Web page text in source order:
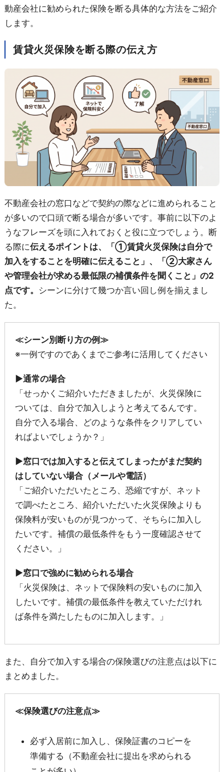
動産会社に勧められた保険を断る具体的な方法をご紹介
します。
賃貸火災保険を断る際の伝え方
不動産会社の窓口などで契約の際などに進められること
が多いので口頭で断る場合が多いです。事前に以下のよ
うなフレーズを頭に入れておくと役に立つでしょう。断
る際に伝えるポイントは、「①賃貸火災保険は自分で
加入をすることを明確に伝えること」、「②大家さん
や管理会社が求める最低限の補償条件を聞くこと」の2
点です。
シーンに分けて幾つか言い回し例を揃えまし
た。
≪シーン別断り方の例≫
※一例ですのであくまでご参考に活用してください
▶通常の場合
「せっかくご紹介いただきましたが、火災保険に
ついては、自分で加入しようと考えてるんです。
自分で入る場合、どのような条件をクリアしてい
ればよいでしょうか？」
▶窓口では加入すると伝えてしまったがまだ契約
はしていない場合（メールや電話）
「ご紹介いただいたところ、恐縮ですが、ネット
で調べたところ、紹介いただいた火災保険よりも
保険料が安いものが見つかって、そちらに加入し
たいです。補償の最低条件をもう一度確認させて
ください。」
▶窓口で強めに勧められる場合
「火災保険は、ネットで保険料の安いものに加入
したいです。補償の最低条件を教えていただけれ
ば条件を満たしたものに加入します。」
また、自分で加入する場合の保険選びの注意点は以下に
まとめました。
≪保険選びの注意点≫
必ず入居前に加入し、保険証書のコピーを
準備する（不動産会社に提出を求められる